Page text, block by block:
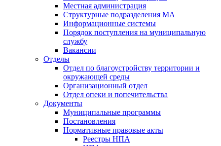
Местная администрация
Структурные подразделения МА
Информационные системы
Порядок поступления на муниципальную
службу
Вакансии
Отделы
Отдел по благоустройству территории и
окружающей среды
Организационный отдел
Отдел опеки и попечительства
Документы
Муниципальные программы
Постановления
Нормативные правовые акты
Реестры НПА